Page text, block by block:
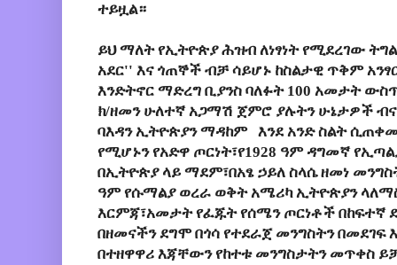
ተይዟል።
ይህ ማለት የኢትዮጵያ ሕዝብ ለነፃነት የሚደረገው
አደር'' እና ጎጠኞች ብቻ ሳይሆኑ ከስልታዊ ጥቅም
እንድትኖር ማድረግ ቢያንስ ባለፉት 100 አመታት
ክ/ዘመን ሁለተኛ አጋማሽ ጀምሮ ያሉትን ሁኔታዎች
ባእዳን ኢትዮጵያን ማዳከም እንደ አንድ ስልት
የሚሆኑን የአድዋ ጦርነት፣የ1928 ዓም ዳግመኛ
በኢትዮጵያ ላይ ማደም፣በአፄ ኃይለ ስላሴ ዘመነ
ዓም የሱማልያ ወረራ ወቅት አሜሪካ ኢትዮጵያን
እርምጃ፣አመታት የፈጁት የሰሜን ጦርነቶች በከፍተኛ
በዘመናችን ደግሞ በጎሳ የተደራጀ መንግስትን በመደገፍ
በተዘዋዋሪ እጃቸውን የከተቱ መንግስታትን መጥቀስ